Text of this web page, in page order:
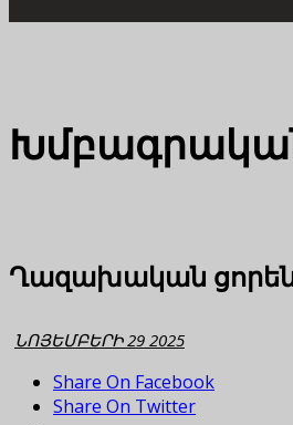
Ղազախական
ՆՈՅԵՄԲԵՐԻ 29 2025
Share On Facebook
Share On Twitter